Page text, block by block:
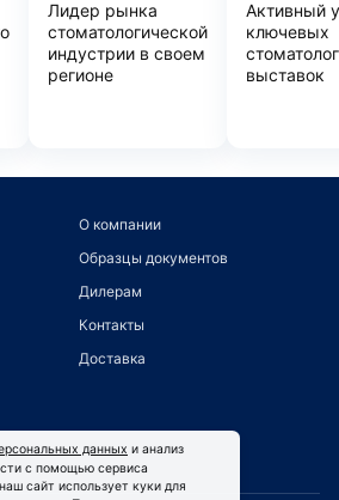
Лидер рынка
стоматологической
индустрии в своем
регионе
Активный
ключевых
выставок
О компании
Образцы документов
Дилерам
Контакты
Доставка
данных и анализ
с помощью сервиса
сайт использует куки для